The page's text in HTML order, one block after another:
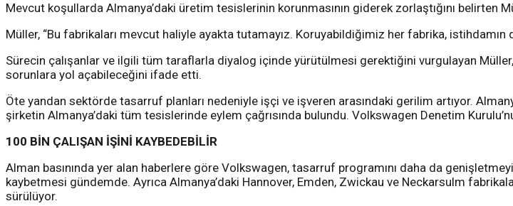
Mevcut koşullarda Almanya’daki üretim tesislerinin korunmasının giderek zorlaştığını belirten
Müller, “Bu fabrikaları mevcut haliyle ayakta tutamayız. Koruyabildiğimiz her fabrika, istihdamın
Sürecin çalışanlar ve ilgili tüm taraflarla diyalog içinde yürütülmesi gerektiğini vurgulayan
sorunlara yol açabileceğini ifade etti.
Öte yandan sektörde tasarruf planları nedeniyle işçi ve işveren arasındaki gerilim artıyor.
şirketin Almanya’daki tüm tesislerinde eylem çağrısında bulundu. Volkswagen Denetim
100 BİN ÇALIŞAN İŞİNİ KAYBEDEBİLİR
Alman basınında yer alan haberlere göre Volkswagen, tasarruf programını daha da
kaybetmesi gündemde. Ayrıca Almanya’daki Hannover, Emden, Zwickau ve Neckarsulm
sürülüyor.